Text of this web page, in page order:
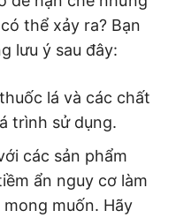
thể xảy ra? Bạn
lưu ý sau đây:
lá và các chất
trình sử dụng.
các sản phẩm
ẩn nguy cơ làm
muốn. Hãy